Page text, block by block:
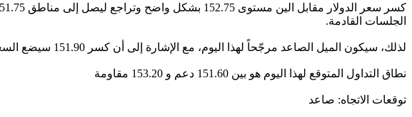
الجلسات القادمة.
لذلك، سيكون الميل الصاعد مرجّحاً لهذا اليوم، مع الإشارة إلى أن كسر 151.90 سيضع السعر تحت ضغط سلبي إضافي يستهدف اختبار 151.09 قبل أي محاولة جديدة للارتفاع.
نطاق التداول المتوقع لهذا اليوم هو بين 151.60 دعم و 153.20 مقاومة
توقعات الاتجاه: صاعد